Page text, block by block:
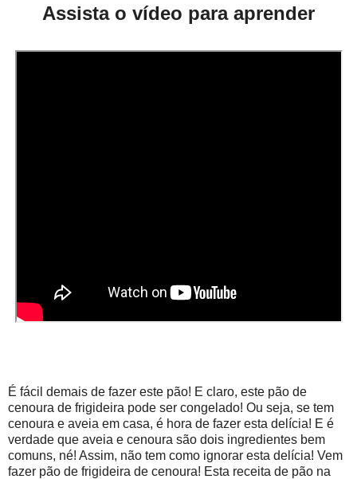
Assista o vídeo para aprender
É fácil demais de fazer este pão! E claro, este pão de
cenoura de frigideira pode ser congelado! Ou seja, se tem
cenoura e aveia em casa, é hora de fazer esta delícia! E é
verdade que aveia e cenoura são dois ingredientes bem
comuns, né! Assim, não tem como ignorar esta delícia! Vem
fazer pão de frigideira de cenoura! Esta receita de pão na